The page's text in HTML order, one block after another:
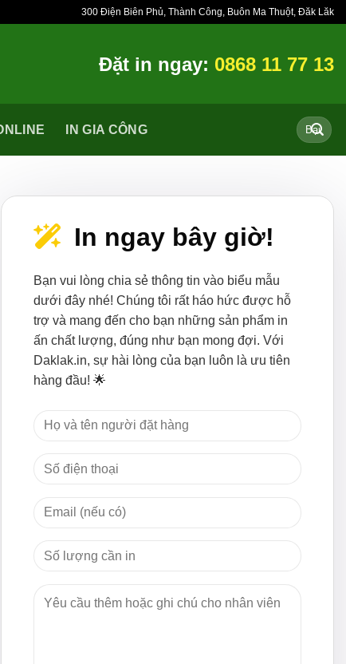
300 Điện Biên Phủ, Thành Công, Buôn Ma Thuột, Đăk Lăk
Đặt in ngay: 0868 11 77 13
IN GIA CÔNG
Tìm
kiếm:
In ngay bây giờ!
Bạn vui lòng chia sẻ thông tin vào biểu mẫu
dưới đây nhé! Chúng tôi rất háo hức được hỗ
trợ và mang đến cho bạn những sản phẩm in
ấn chất lượng, đúng như bạn mong đợi. Với
Daklak.in, sự hài lòng của bạn luôn là ưu tiên
hàng đầu! 🌟